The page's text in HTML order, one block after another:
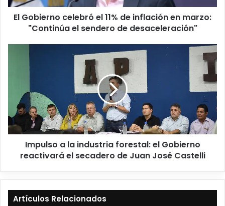
El Gobierno celebró el 11% de inflación en marzo:
"Continúa el sendero de desaceleración"
Impulso a la industria forestal: el Gobierno
reactivará el secadero de Juan José Castelli
Artículos Relacionados